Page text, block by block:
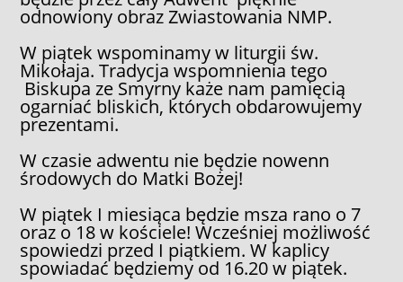
odnowiony obraz Zwiastowania NMP.
W piątek wspominamy w liturgii św.
Mikołaja. Tradycja wspomnienia tego
Biskupa ze Smyrny każe nam pamięcią
ogarniać bliskich, których obdarowujemy
prezentami.
W czasie adwentu nie będzie nowenn
środowych do Matki Bożej!
W piątek I miesiąca będzie msza rano o 7
oraz o 18 w kościele! Wcześniej możliwość
spowiedzi przed I piątkiem. W kaplicy
spowiadać będziemy od 16.20 w piątek.